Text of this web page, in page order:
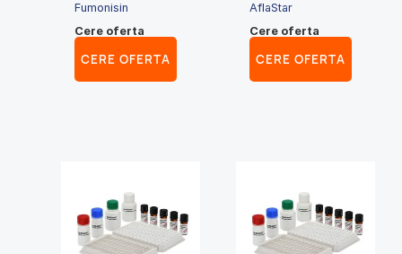
Fumonisin
Cere oferta
CERE OFERTA
AflaStar
Cere oferta
CERE OFERTA